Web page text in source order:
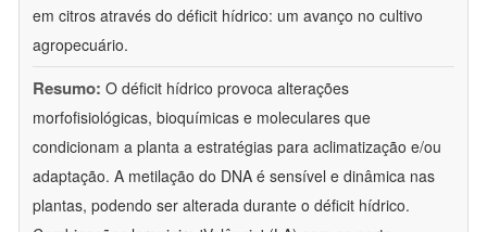
em citros através do déficit hídrico: um avanço no cultivo
agropecuário.
Resumo: O déficit hídrico provoca alterações
morfofisiológicas, bioquímicas e moleculares que
condicionam a planta a estratégias para aclimatização e/ou
adaptação. A metilação do DNA é sensível e dinâmica nas
plantas, podendo ser alterada durante o déficit hídrico.